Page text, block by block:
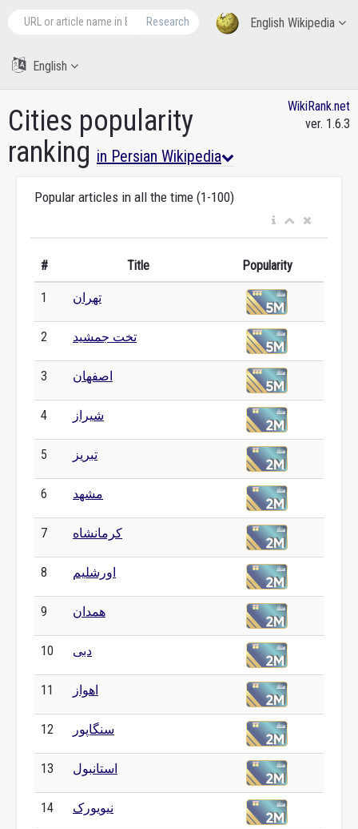
English Wikipedia
Research
English
Cities popularity
ranking in Persian Wikipedia
WikiRank.net
ver. 1.6.3
Popular articles in all the time (1-100)
# Title Popularity
1 تهران
2 تخت جمشید
3 اصفهان
4 شیراز
5 تبریز
6 مشهد
7 کرمانشاه
8 اورشلیم
9 همدان
10 دبی
11 اهواز
12 سنگاپور
13 استانبول
14 نیویورک